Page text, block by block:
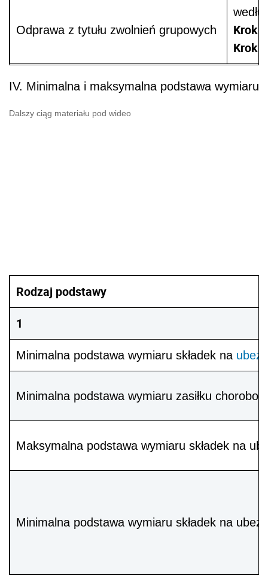
Odprawa z tytułu zwolnień grupowych
Krok
Krok
IV. Minimalna i maksymalna podstawa wymiaru
Dalszy ciąg materiału pod wideo
Rodzaj podstawy
1
Minimalna podstawa wymiaru składek na
Minimalna podstawa wymiaru zasiłku
Maksymalna podstawa wymiaru składek na
Minimalna podstawa wymiaru składek na